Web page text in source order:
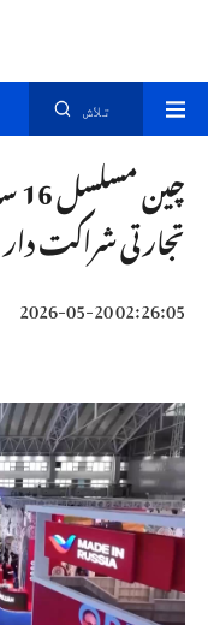
تلاش
تجارتی شراکت
02:26:05 2026-05-20